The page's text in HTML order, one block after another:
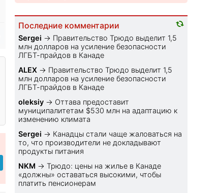
Последние комментарии
Sеrgei → Правительство Трюдо выделит 1,5
млн долларов на усиление безопасности
ЛГБТ-прайдов в Канаде
ALEX → Правительство Трюдо выделит 1,5
млн долларов на усиление безопасности
ЛГБТ-прайдов в Канаде
oleksiy → Оттава предоставит
муниципалитетам $530 млн на адаптацию к
изменению климата
Sеrgei → Канадцы стали чаще жаловаться на
то, что производители не докладывают
продукты питания
NKM →Трюдо: цены на жилье в Канаде
«должны» оставаться высокими, чтобы
платить пенсионерам